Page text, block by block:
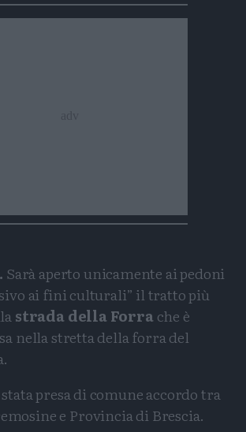
Sarà aperto unicamente ai pedoni
ai fini culturali” il tratto più
strada della Forra che è
nella stretta della forra del
presa di comune accordo tra
e Provincia di Brescia.